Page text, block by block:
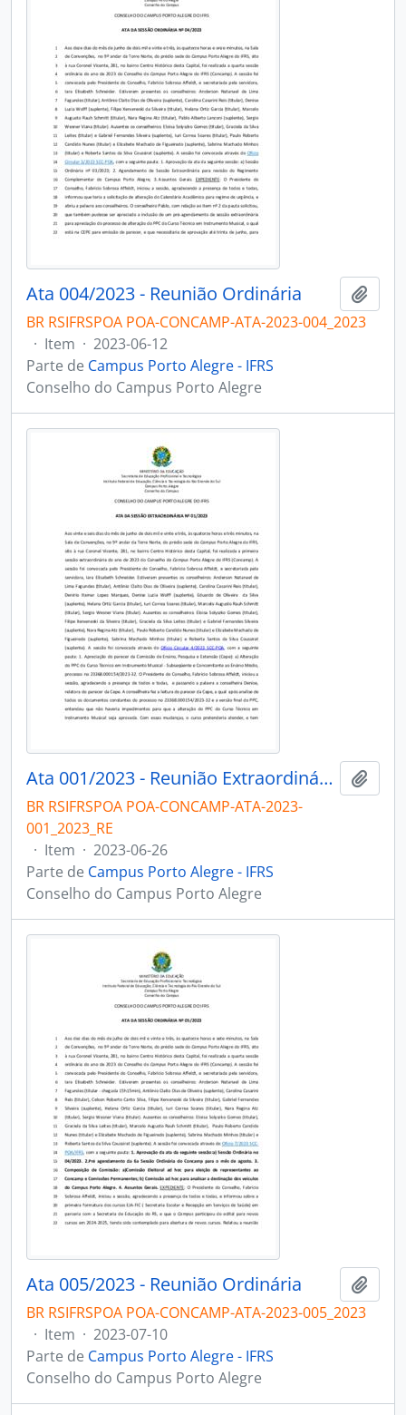
Ata 004/2023 - Reunião Ordinária
BR RSIFRSPOA POA-CONCAMP-ATA-2023-004_2023
· Item · 2023-06-12
Parte de Campus Porto Alegre - IFRS
Conselho do Campus Porto Alegre
Ata 001/2023 - Reunião Extraordinária
BR RSIFRSPOA POA-CONCAMP-ATA-2023-
001_2023_RE
· Item · 2023-06-26
Parte de Campus Porto Alegre - IFRS
Conselho do Campus Porto Alegre
Ata 005/2023 - Reunião Ordinária
BR RSIFRSPOA POA-CONCAMP-ATA-2023-005_2023
· Item · 2023-07-10
Parte de Campus Porto Alegre - IFRS
Conselho do Campus Porto Alegre